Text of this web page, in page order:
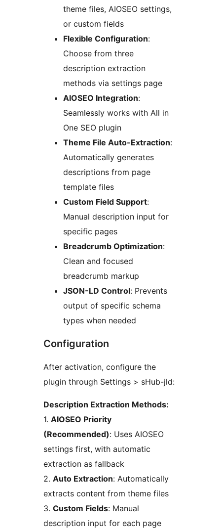
theme files, AIOSEO settings,
or custom fields
Flexible Configuration:
Choose from three
description extraction
methods via settings page
AIOSEO Integration:
Seamlessly works with All in
One SEO plugin
Theme File Auto-Extraction:
Automatically generates
descriptions from page
template files
Custom Field Support:
Manual description input for
specific pages
Breadcrumb Optimization:
Clean and focused
breadcrumb markup
JSON-LD Control: Prevents
output of specific schema
types when needed
Configuration
After activation, configure the
plugin through Settings > sHub-jld:
Description Extraction Methods:
1. AIOSEO Priority
(Recommended): Uses AIOSEO
settings first, with automatic
extraction as fallback
2. Auto Extraction: Automatically
extracts content from theme files
3. Custom Fields: Manual
description input for each page